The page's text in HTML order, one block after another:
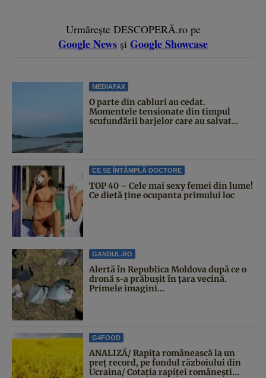
Urmărește DESCOPERĂ.ro pe
Google News și Google Showcase
MEDIAFAX
O parte din cabluri au cedat.
Momentele tensionate din timpul
scufundării barjelor care au salvat...
CE SE ÎNTÂMPLĂ DOCTORE
TOP 40 – Cele mai sexy femei din lume!
Ce dietă ține ocupanta primului loc
GANDUL.RO
Alertă în Republica Moldova după ce o
dronă s-a prăbușit în țara vecină.
Primele imagini...
G4FOOD
ANALIZĂ/ Rapița românească la un
preț record, pe fondul războiului din
Ucraina/ Cotația rapiței românești...